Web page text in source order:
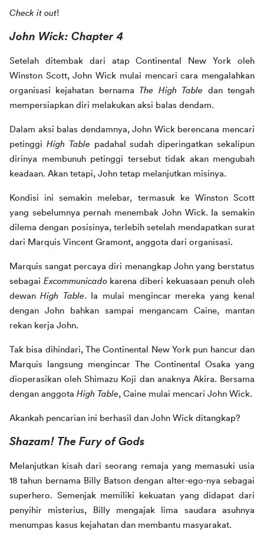
Check it out!
John Wick: Chapter 4
Setelah ditembak dari atap Continental New York oleh
Winston Scott, John Wick mulai mencari cara mengalahkan
organisasi kejahatan bernama
The High Table dan tengah
mempersiapkan diri melakukan aksi balas dendam.
Dalam aksi balas dendamnya, John Wick berencana mencari
petinggi High Table padahal sudah diperingatkan sekalipun
dirinya membunuh petinggi tersebut tidak akan mengubah
keadaan. Akan tetapi, John tetap melanjutkan misinya.
Kondisi ini semakin melebar, termasuk ke Winston Scott
yang sebelumnya pernah menembak John Wick. Ia semakin
dilema dengan posisinya, terlebih setelah mendapatkan surat
dari Marquis Vincent Gramont, anggota dari organisasi.
Marquis sangat percaya diri menangkap John yang berstatus
sebagai Excommunicado karena diberi kekuasaan penuh oleh
dewan High Table. Ia mulai mengincar mereka yang kenal
dengan John bahkan sampai mengancam Caine, mantan
rekan kerja John.
Tak bisa dihindari, The Continental New York pun hancur dan
Marquis langsung mengincar The Continental Osaka yang
dioperasikan oleh Shimazu Koji dan anaknya Akira. Bersama
dengan anggota High Table, Caine mulai mencari John Wick.
Akankah pencarian ini berhasil dan John Wick ditangkap?
Shazam! The Fury of Gods
Melanjutkan kisah dari seorang remaja yang memasuki usia
18 tahun bernama Billy Batson dengan alter-ego-nya sebagai
superhero. Semenjak memiliki kekuatan yang didapat dari
penyihir misterius, Billy mengajak lima saudara asuhnya
menumpas kasus kejahatan dan membantu masyarakat.